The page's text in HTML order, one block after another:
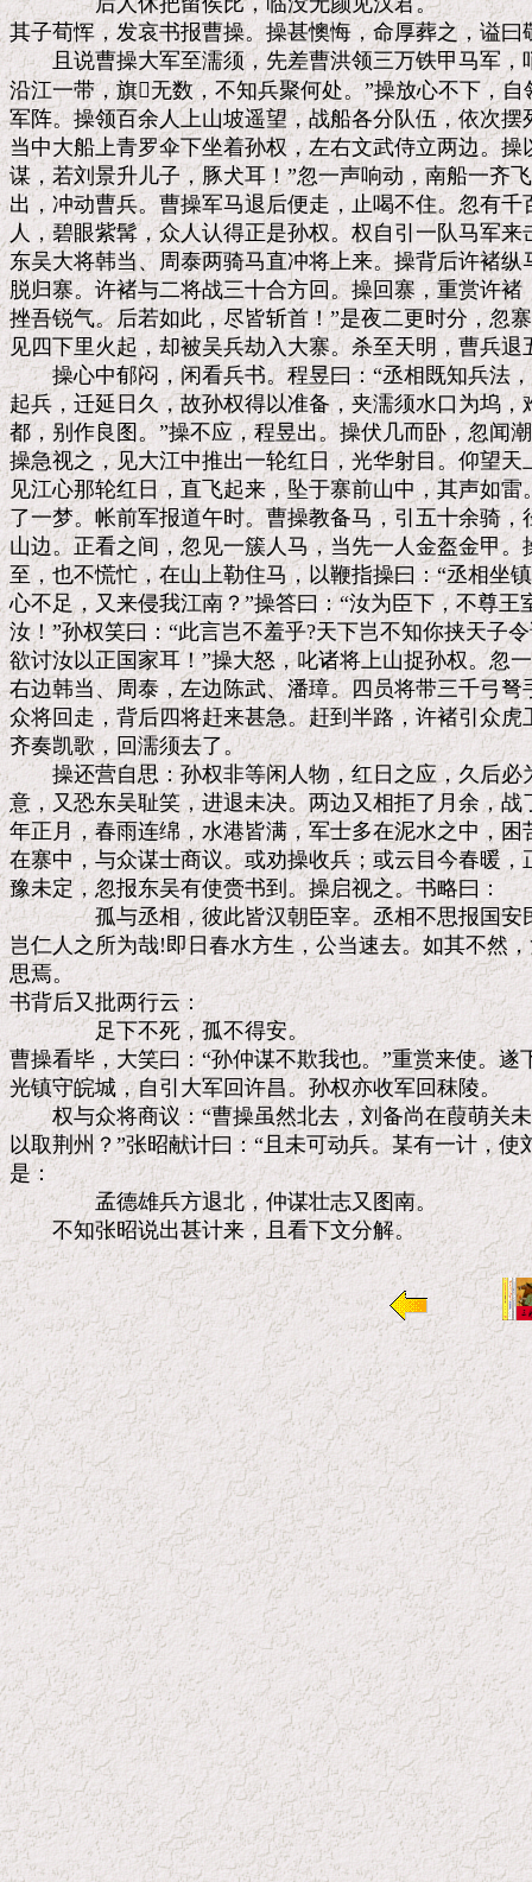
其子荀恽，发哀书报曹操。操甚懊悔，命厚葬之，谥曰
且说曹操大军至濡须，先差曹洪领三万铁甲马军，
沿江一带，旗无数，不知兵聚何处。”操放心不下，
军阵。操领百余人上山坡遥望，战船各分队伍，依次
当中大船上青罗伞下坐着孙权，左右文武侍立两边。操
谋，若刘景升儿子，豚犬耳！”忽一声响动，南船一齐
出，冲动曹兵。曹操军马退后便走，止喝不住。忽有
人，碧眼紫髯，众人认得正是孙权。权自引一队马军
东吴大将韩当、周泰两骑马直冲将上来。操背后许褚
脱归寨。许褚与二将战三十合方回。操回寨，重赏许褚
挫吾锐气。后若如此，尽皆斩首！”是夜二更时分，忽
见四下里火起，却被吴兵劫入大寨。杀至天明，曹兵退
操心中郁闷，闲看兵书。程昱曰：“丞相既知兵法，
起兵，迁延日久，故孙权得以准备，夹濡须水口为坞
都，别作良图。”操不应，程昱出。操伏几而卧，忽闻
操急视之，见大江中推出一轮红日，光华射目。仰望
见江心那轮红日，直飞起来，坠于寨前山中，其声如
了一梦。帐前军报道午时。曹操教备马，引五十余骑
山边。正看之间，忽见一簇人马，当先一人金盔金甲
至，也不慌忙，在山上勒住马，以鞭指操曰：“丞相坐
心不足，又来侵我江南？”操答曰：“汝为臣下，不尊王
汝！”孙权笑曰：“此言岂不羞乎?天下岂不知你挟天子
欲讨汝以正国家耳！”操大怒，叱诸将上山捉孙权。忽
右边韩当、周泰，左边陈武、潘璋。四员将带三千弓
众将回走，背后四将赶来甚急。赶到半路，许褚引众
齐奏凯歌，回濡须去了。
操还营自思：孙权非等闲人物，红日之应，久后必
意，又恐东吴耻笑，进退未决。两边又相拒了月余，
年正月，春雨连绵，水港皆满，军士多在泥水之中，
在寨中，与众谋士商议。或劝操收兵；或云目今春暖
豫未定，忽报东吴有使赍书到。操启视之。书略曰：
孤与丞相，彼此皆汉朝臣宰。丞相不思报国安民
岂仁人之所为哉!即日春水方生，公当速去。如其不然
思焉。
书背后又批两行云：
足下不死，孤不得安。
曹操看毕，大笑曰：“孙仲谋不欺我也。”重赏来使。遂
光镇守皖城，自引大军回许昌。孙权亦收军回秣陵。
权与众将商议：“曹操虽然北去，刘备尚在葭萌关未
以取荆州？”张昭献计曰：“且未可动兵。某有一计，使
是：
孟德雄兵方退北，仲谋壮志又图南。